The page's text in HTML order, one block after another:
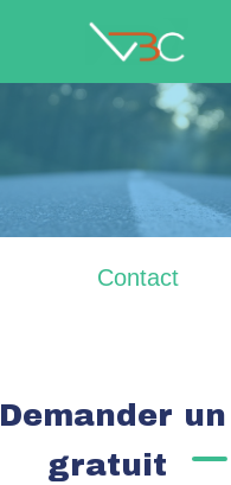
Contact
Demander
gratuit